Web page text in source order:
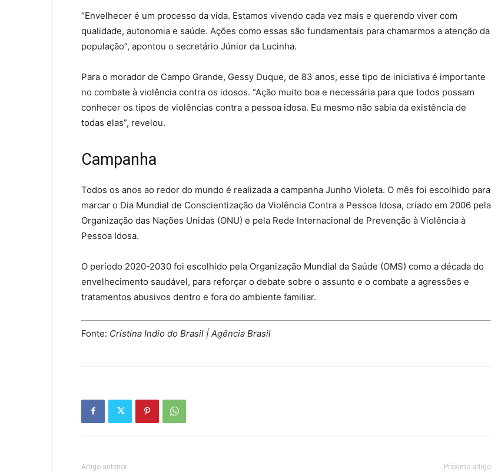
“Envelhecer é um processo da vida. Estamos vivendo cada vez mais e querendo viver com
qualidade, autonomia e saúde. Ações como essas são fundamentais para chamarmos a atenção da
população”, apontou o secretário Júnior da Lucinha.
Para o morador de Campo Grande, Gessy Duque, de 83 anos, esse tipo de iniciativa é importante
no combate à violência contra os idosos. “Ação muito boa e necessária para que todos possam
conhecer os tipos de violências contra a pessoa idosa. Eu mesmo não sabia da existência de
todas elas”, revelou.
Campanha
Todos os anos ao redor do mundo é realizada a campanha Junho Violeta. O mês foi escolhido para
marcar o Dia Mundial de Conscientização da Violência Contra a Pessoa Idosa, criado em 2006 pela
Organização das Nações Unidas (ONU) e pela Rede Internacional de Prevenção à Violência à
Pessoa Idosa.
O período 2020-2030 foi escolhido pela Organização Mundial da Saúde (OMS) como a década do
envelhecimento saudável, para reforçar o debate sobre o assunto e o combate a agressões e
tratamentos abusivos dentro e fora do ambiente familiar.
Fonte: Cristina Indio do Brasil | Agência Brasil
Artigo anterior Próximo artigo